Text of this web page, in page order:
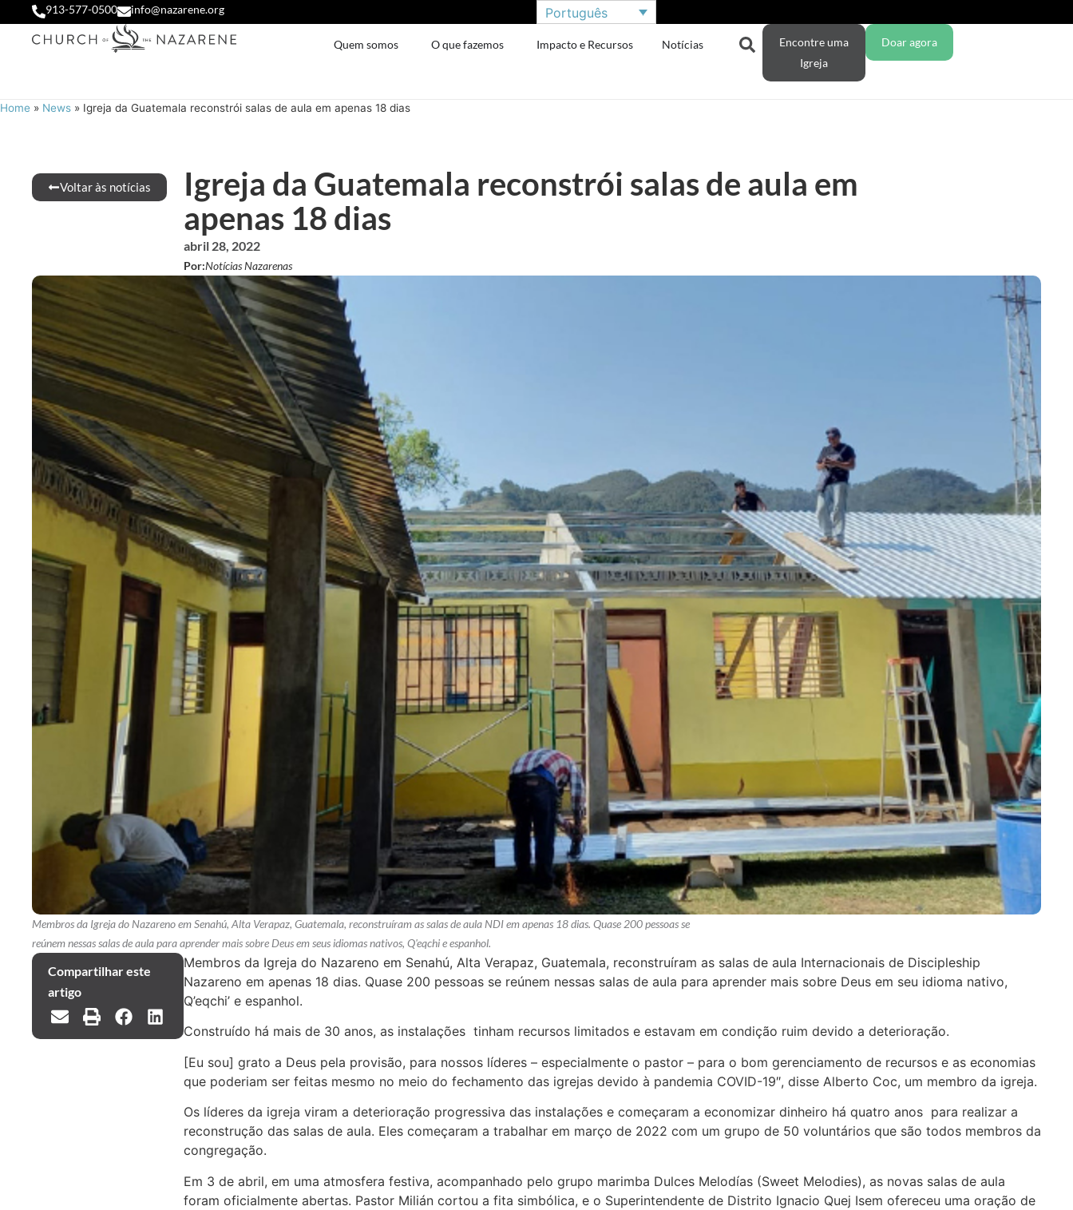
913-577-0500 info@nazarene.org Português
Quem somos O que fazemos Impacto e Recursos Notícias
Encontre uma
Igreja
Doar agora
Home » News » Igreja da Guatemala reconstrói salas de aula em apenas 18 dias
Voltar às notícias
Igreja da Guatemala reconstrói salas de aula em
apenas 18 dias
abril 28, 2022
Por:Notícias Nazarenas
Membros da Igreja do Nazareno em Senahú, Alta Verapaz, Guatemala, reconstruíram as salas de aula NDI em apenas 18 dias. Quase 200 pessoas se
reúnem nessas salas de aula para aprender mais sobre Deus em seus idiomas nativos, Q'eqchi e espanhol.
Compartilhar este
artigo
Membros da Igreja do Nazareno em Senahú, Alta Verapaz, Guatemala, reconstruíram as salas de aula Internacionais de Discipleship
Nazareno em apenas 18 dias. Quase 200 pessoas se reúnem nessas salas de aula para aprender mais sobre Deus em seu idioma nativo,
Q’eqchi’ e espanhol.
Construído há mais de 30 anos, as instalações tinham recursos limitados e estavam em condição ruim devido a deterioração.
[Eu sou] grato a Deus pela provisão, para nossos líderes – especialmente o pastor – para o bom gerenciamento de recursos e as economias
que poderiam ser feitas mesmo no meio do fechamento das igrejas devido à pandemia COVID-19″, disse Alberto Coc, um membro da igreja.
Os líderes da igreja viram a deterioração progressiva das instalações e começaram a economizar dinheiro há quatro anos para realizar a
reconstrução das salas de aula. Eles começaram a trabalhar em março de 2022 com um grupo de 50 voluntários que são todos membros da
congregação.
Em 3 de abril, em uma atmosfera festiva, acompanhado pelo grupo marimba Dulces Melodías (Sweet Melodies), as novas salas de aula
foram oficialmente abertas. Pastor Milián cortou a fita simbólica, e o Superintendente de Distrito Ignacio Quej Isem ofereceu uma oração de